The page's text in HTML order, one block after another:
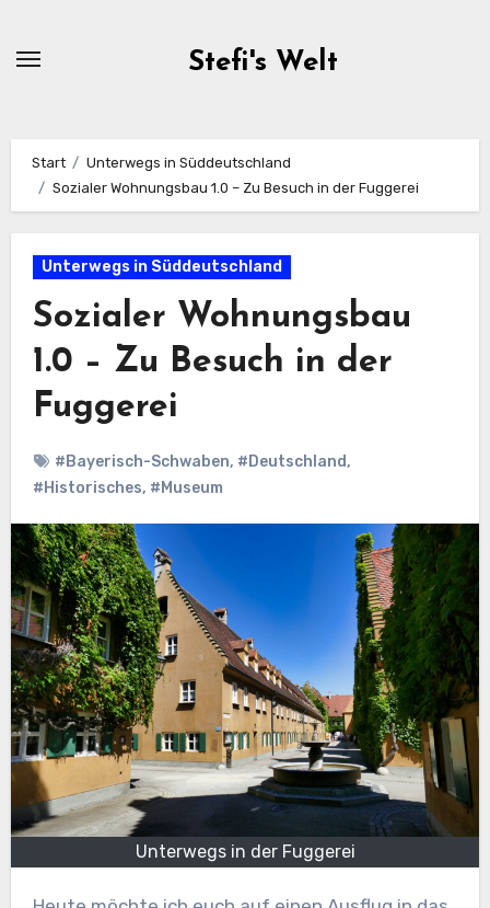
Stefi's Welt
Start
Unterwegs in Süddeutschland
Sozialer Wohnungsbau 1.0 – Zu Besuch in der Fuggerei
Unterwegs in Süddeutschland
Sozialer Wohnungsbau
1.0 – Zu Besuch in der
Fuggerei
#Bayerisch-Schwaben, #Deutschland,
#Historisches, #Museum
Unterwegs in der Fuggerei